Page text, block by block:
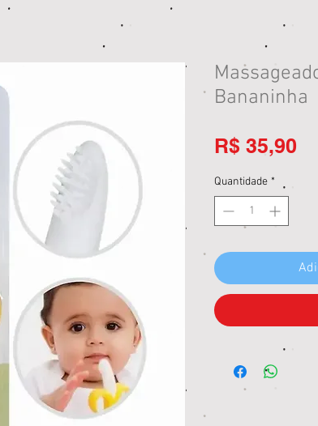
Bananinha
R$ 35,90
Quantidade *